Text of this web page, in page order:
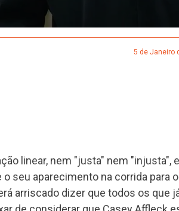
5 de Janeiro
linear, nem "justa" nem "injusta",
seu aparecimento na corrida para
arriscado dizer que todos os que